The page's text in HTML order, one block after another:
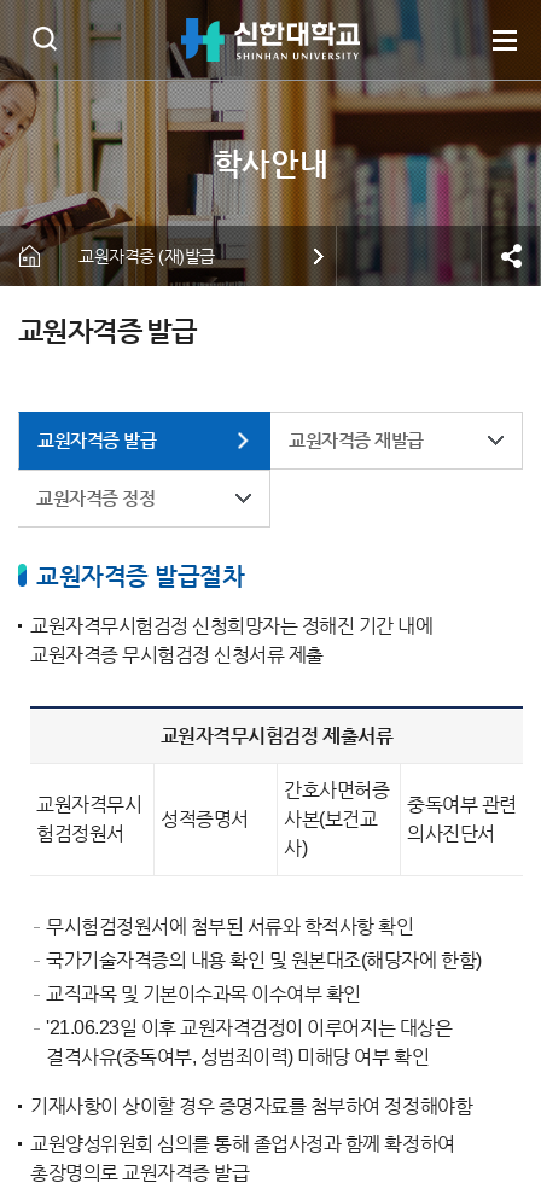
교원자격증 (재)발급
교원자격증 발급
교원자격증 발급 교원자격증 재발급
교원자격증 정정
교원자격증 발급절차
교원자격무시험검정 신청희망자는 정해진 기간 내에
교원자격증 무시험검정 신청서류 제출
교원자격무시험검정 제출서류
교원자격무시
험검정원서
성적증명서
간호사면허증
사본(보건교
사)
중독여부 관련
의사진단서
무시험검정원서에 첨부된 서류와 학적사항 확인
국가기술자격증의 내용 확인 및 원본대조(해당자에 한함)
교직과목 및 기본이수과목 이수여부 확인
'21.06.23일 이후 교원자격검정이 이루어지는 대상은
결격사유(중독여부, 성범죄이력) 미해당 여부 확인
기재사항이 상이할 경우 증명자료를 첨부하여 정정해야함
교원양성위원회 심의를 통해 졸업사정과 함께 확정하여
총장명의로 교원자격증 발급